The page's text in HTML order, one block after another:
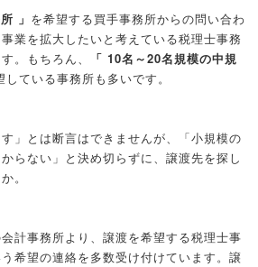
」 を希望する買手事務所からの問い合わ
業を拡大したいと考えている税理士事務
。もちろん、
「 10名～20名規模の中規
ている事務所も多いです。
」とは断言はできませんが、「小規模の
らない」と決め切らずに、譲渡先を探し
。
計事務所より、譲渡を希望する税理士事
希望の連絡を多数受け付けています。譲